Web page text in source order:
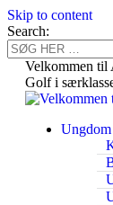
Skip to content
Search:
Velkommen til
Golf i
Ungdom